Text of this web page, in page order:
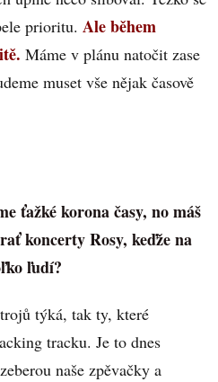
prioritu. Ale během
Máme v plánu natočit zase
muset vše nějak časově
ťažké korona časy, no máš
koncerty Rosy, keďže na
ľudí?
týká, tak ty, které
tracku. Je to dnes
naše zpěvačky a